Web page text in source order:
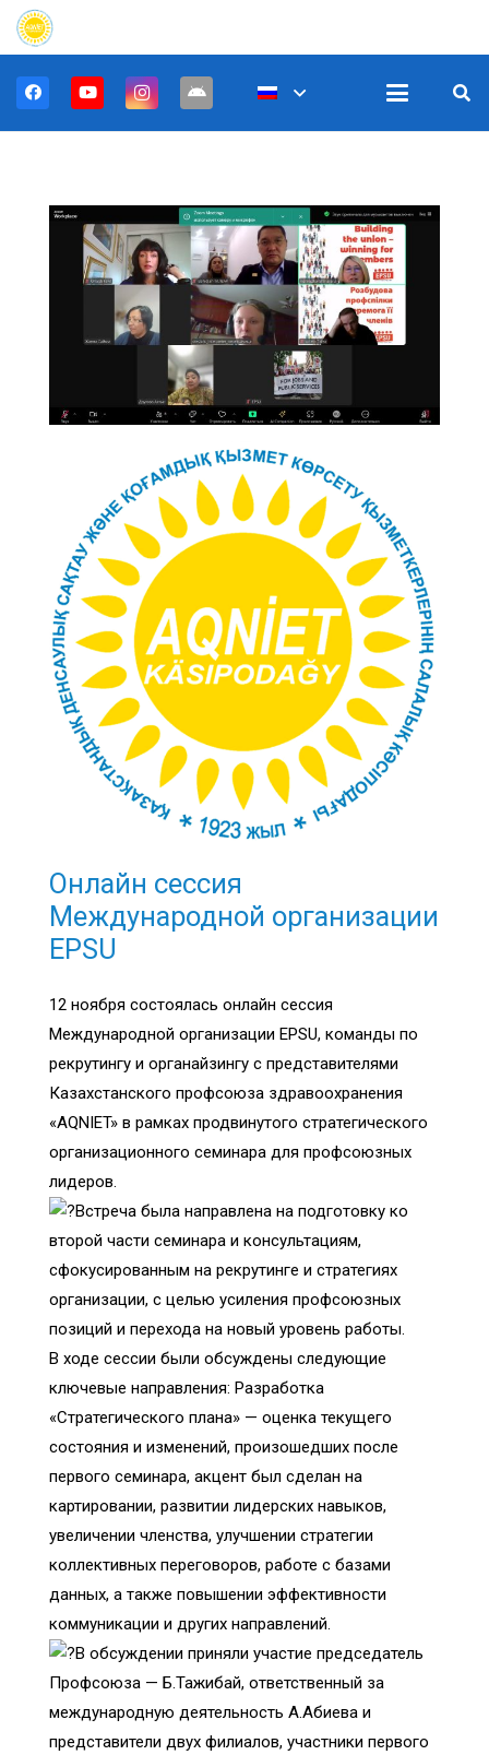
Онлайн сессия
Международной организации
EPSU
12 ноября состоялась онлайн сессия
Международной организации EPSU, команды по
рекрутингу и органайзингу с представителями
Казахстанского профсоюза здравоохранения
«AQNIET» в рамках продвинутого стратегического
организационного семинара для профсоюзных
лидеров.
Встреча была направлена на подготовку ко
второй части семинара и консультациям,
сфокусированным на рекрутинге и стратегиях
организации, с целью усиления профсоюзных
позиций и перехода на новый уровень работы.
В ходе сессии были обсуждены следующие
ключевые направления: Разработка
«Стратегического плана» — оценка текущего
состояния и изменений, произошедших после
первого семинара, акцент был сделан на
картировании, развитии лидерских навыков,
увеличении членства, улучшении стратегии
коллективных переговоров, работе с базами
данных, а также повышении эффективности
коммуникации и других направлений.
В обсуждении приняли участие председатель
Профсоюза — Б.Тажибай, ответственный за
международную деятельность А.Абиева и
представители двух филиалов, участники первого